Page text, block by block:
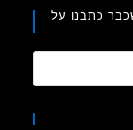
על
Escape